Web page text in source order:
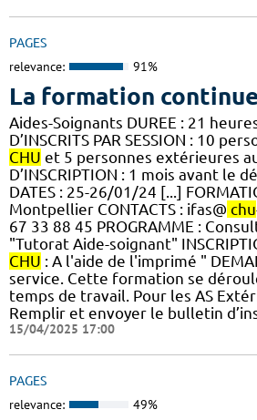
PAGES
relevance: 91%
La formation continue
Aides-Soignants DUREE : 21
D’INSCRITS PAR SESSION : 10
CHU et 5 personnes extérieures
D’INSCRIPTION : 1 mois avant le
DATES : 25-26/01/24 [...]
Montpellier CONTACTS : ifas@ chu
67 33 88 45 PROGRAMME :
"Tutorat Aide-soignant"
CHU : A l'aide de l'imprimé "
service. Cette formation se
temps de travail. Pour les AS
Remplir et envoyer le bulletin
15/04/2025 17:00
PAGES
relevance: 49%